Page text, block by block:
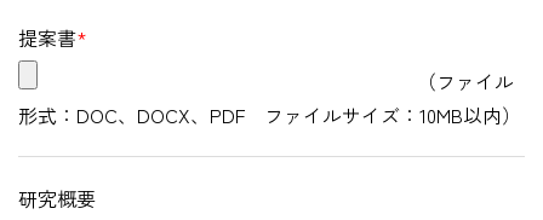
提案書*
（ファイル
形式：DOC、DOCX、PDF ファイルサイズ：10MB以内）
研究概要